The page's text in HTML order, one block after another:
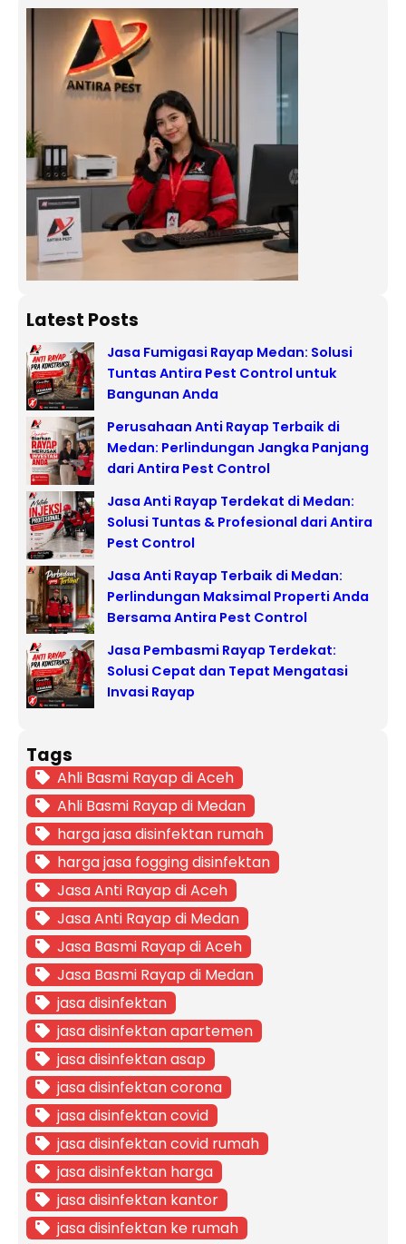
Latest Posts
Jasa Fumigasi Rayap Medan: Solusi
Tuntas Antira Pest Control untuk
Bangunan Anda
Perusahaan Anti Rayap Terbaik di
Medan: Perlindungan Jangka Panjang
dari Antira Pest Control
Jasa Anti Rayap Terdekat di Medan:
Solusi Tuntas & Profesional dari Antira
Pest Control
Jasa Anti Rayap Terbaik di Medan:
Perlindungan Maksimal Properti Anda
Bersama Antira Pest Control
Jasa Pembasmi Rayap Terdekat:
Solusi Cepat dan Tepat Mengatasi
Invasi Rayap
Tags
Ahli Basmi Rayap di Aceh
Ahli Basmi Rayap di Medan
harga jasa disinfektan rumah
harga jasa fogging disinfektan
Jasa Anti Rayap di Aceh
Jasa Anti Rayap di Medan
Jasa Basmi Rayap di Aceh
Jasa Basmi Rayap di Medan
jasa disinfektan
jasa disinfektan apartemen
jasa disinfektan asap
jasa disinfektan corona
jasa disinfektan covid
jasa disinfektan covid rumah
jasa disinfektan harga
jasa disinfektan kantor
jasa disinfektan ke rumah